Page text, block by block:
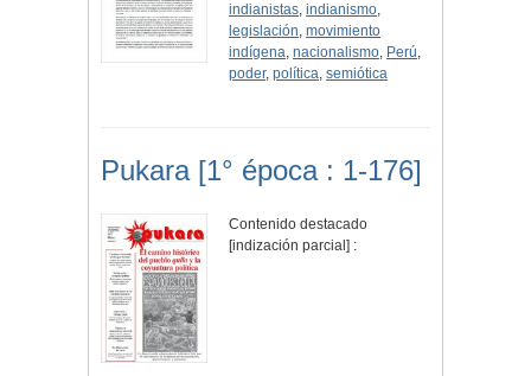
indianistas,indianismo,
legislación,movimiento
indígena,nacionalismo, Perú,
poder,política,semiótica
Pukara [1° época : 1-176]
Contenido destacado
[indización parcial] :